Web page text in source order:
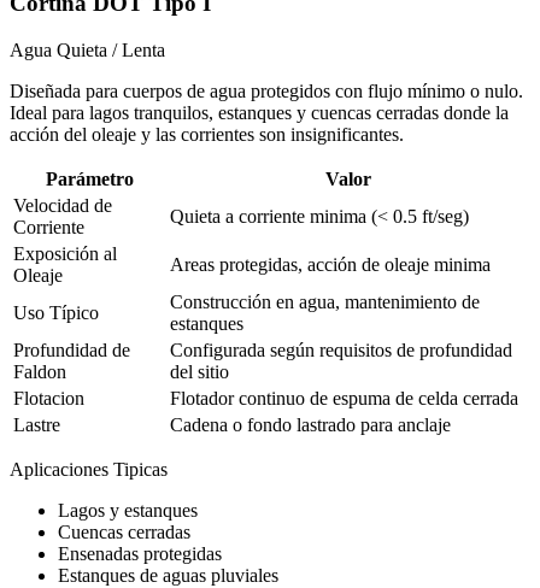
Agua Quieta / Lenta
Diseñada para cuerpos de agua protegidos con flujo mínimo o nulo.
Ideal para lagos tranquilos, estanques y cuencas cerradas donde la
acción del oleaje y las corrientes son insignificantes.
Parámetro
Valor
Velocidad de
Corriente
Quieta a corriente minima (< 0.5 ft/seg)
Exposición al
Oleaje
Areas protegidas, acción de oleaje minima
Uso Típico
Construcción en agua, mantenimiento de
estanques
Profundidad de
Faldon
Configurada según requisitos de profundidad
del sitio
Flotacion
Flotador continuo de espuma de celda cerrada
Lastre
Cadena o fondo lastrado para anclaje
Aplicaciones Tipicas
Lagos y estanques
Cuencas cerradas
Ensenadas protegidas
Estanques de aguas pluviales